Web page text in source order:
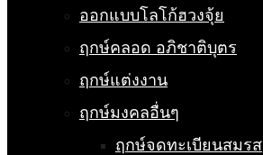
ออกแบบโลโก้ฮวงจุ้ย
ฤกษ์คลอด อภิชาติบุตร
ฤกษ์แต่งงาน
ฤกษ์มงคลอื่นๆ
ฤกษ์จดทะเบียนสมรส